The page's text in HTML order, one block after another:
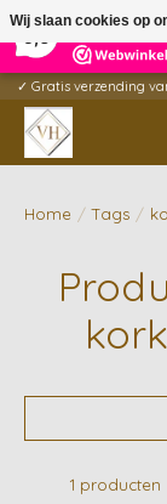
✓ Gratis verzending
Home / Tags /
1 producten
Wij slaan cookies op